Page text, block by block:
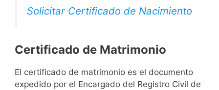
Solicitar Certificado de Nacimiento
Certificado de Matrimonio
El certificado de matrimonio es el documento
expedido por el Encargado del Registro Civil de